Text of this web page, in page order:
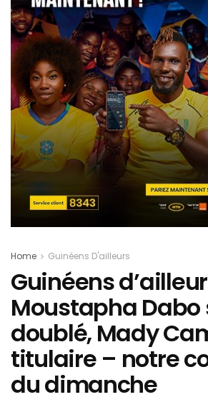
Home Guinéens D'ailleurs
Guinéens
Moustapha Dabo
doublé, Mady
titulaire – notre
du dimanche